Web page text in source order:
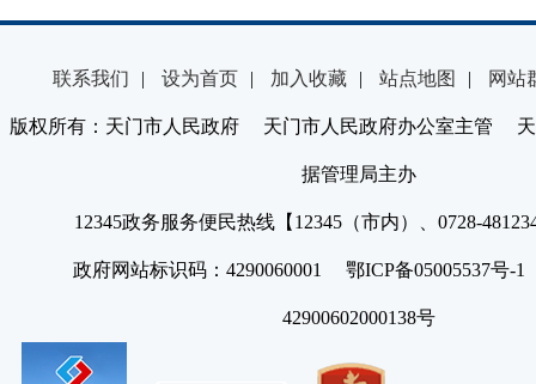
联系我们 | 设为首页 | 加入收藏 | 站点地图 | 网站
版权所有：天门市人民政府 天门市人民政府办公室主管 天
据管理局主办
12345政务服务便民热线【12345（市内）、0728-
政府网站标识码：4290060001 鄂ICP备05005537号
42900602000138号